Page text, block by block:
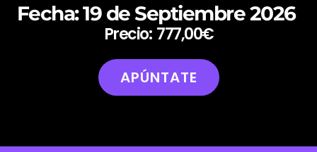
Fecha: 19 de Septiembre 2026
Precio: 777,00€
APÚNTATE